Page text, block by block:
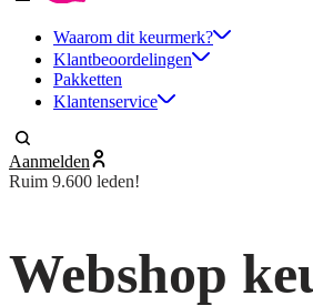
Waarom dit keurmerk?
Klantbeoordelingen
Pakketten
Klantenservice
Aanmelden
Ruim 9.600 leden!
Webshop